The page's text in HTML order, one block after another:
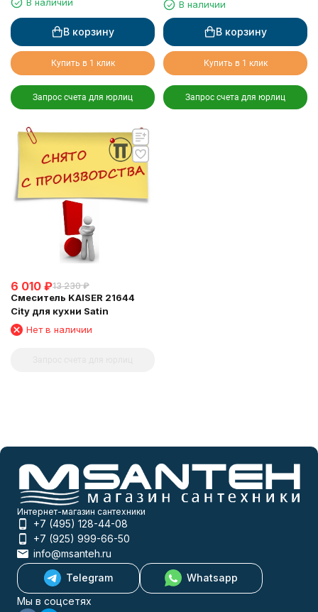
В наличии
В корзину
Купить в 1 клик
Запрос счета для юрлиц
В наличии
В корзину
Купить в 1 клик
Запрос счета для юрлиц
6 010 ₽13 230 ₽
Смеситель KAISER 21644
City для кухни Satin
Нет в наличии
Интернет-магазин сантехники
+7 (495) 128-44-08
+7 (925) 999-66-50
info@msanteh.ru
Telegram
Whatsapp
Мы в соцсетях